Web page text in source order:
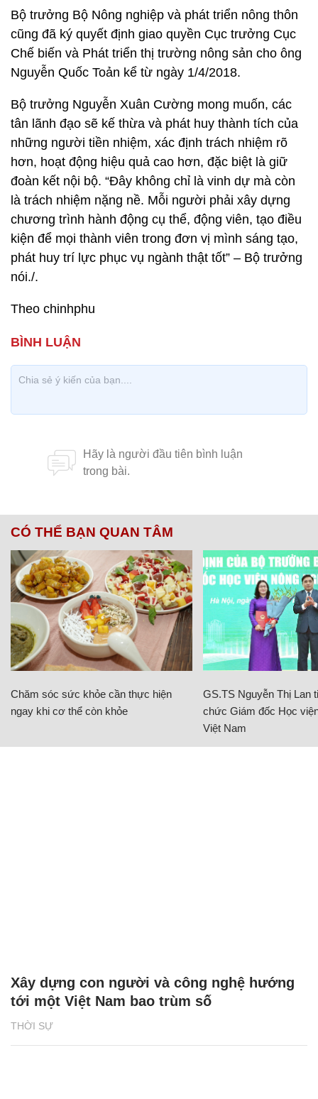
Bộ trưởng Bộ Nông nghiệp và phát triển nông thôn
cũng đã ký quyết định giao quyền Cục trưởng Cục
Chế biến và Phát triển thị trường nông sản cho ông
Nguyễn Quốc Toản kể từ ngày 1/4/2018.
Bộ trưởng Nguyễn Xuân Cường mong muốn, các
tân lãnh đạo sẽ kế thừa và phát huy thành tích của
những người tiền nhiệm, xác định trách nhiệm rõ
hơn, hoạt động hiệu quả cao hơn, đặc biệt là giữ
đoàn kết nội bộ. “Đây không chỉ là vinh dự mà còn
là trách nhiệm nặng nề. Mỗi người phải xây dựng
chương trình hành động cụ thể, động viên, tạo điều
kiện để mọi thành viên trong đơn vị mình sáng tạo,
phát huy trí lực phục vụ ngành thật tốt” – Bộ trưởng
nói./.
Theo chinhphu
CÓ THỂ BẠN QUAN TÂM
Chăm sóc sức khỏe cần thực hiện
ngay khi cơ thể còn khỏe
GS.TS Nguyễn Thị Lan
chức Giám đốc Học
Việt Nam
THỜI SỰ
Xây dựng con người và công nghệ hướng
tới một Việt Nam bao trùm số